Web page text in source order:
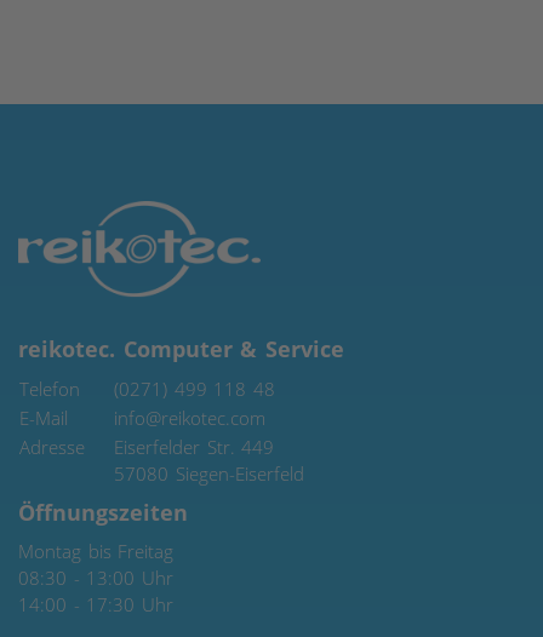
reikotec. Computer & Service
Telefon
(0271) 499 118 48
E-Mail
info@reikotec.com
Adresse
Eiserfelder Str. 449
57080 Siegen-Eiserfeld
Öffnungszeiten
Montag bis Freitag
08:30 - 13:00 Uhr
14:00 - 17:30 Uhr